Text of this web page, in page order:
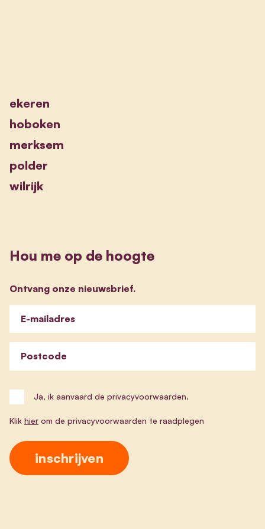
ekeren
hoboken
merksem
polder
wilrijk
Hou me op de hoogte
Ontvang onze nieuwsbrief.
E-mailadres
Postcode
Ja, ik aanvaard de privacyvoorwaarden.
Klik hier om de privacyvoorwaarden te raadplegen